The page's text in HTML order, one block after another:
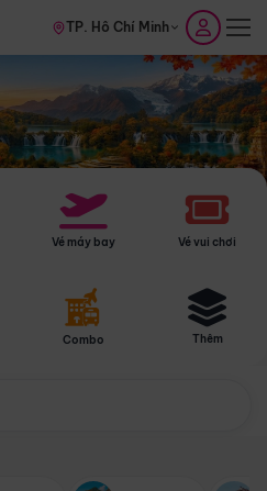
TP. Hồ Chí Minh
Vé máy bay Vé vui chơi
Combo Thêm